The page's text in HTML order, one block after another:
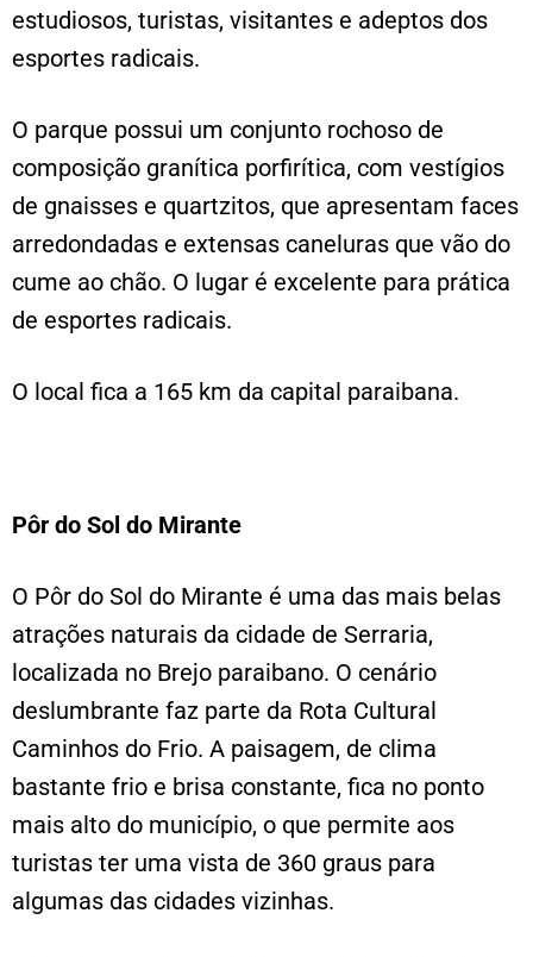
estudiosos, turistas, visitantes e adeptos dos
esportes radicais.
O parque possui um conjunto rochoso de
composição granítica porfirítica, com vestígios
de gnaisses e quartzitos, que apresentam faces
arredondadas e extensas caneluras que vão do
cume ao chão. O lugar é excelente para prática
de esportes radicais.
O local fica a 165 km da capital paraibana.
Pôr do Sol do Mirante
O Pôr do Sol do Mirante é uma das mais belas
atrações naturais da cidade de Serraria,
localizada no Brejo paraibano. O cenário
deslumbrante faz parte da Rota Cultural
Caminhos do Frio. A paisagem, de clima
bastante frio e brisa constante, fica no ponto
mais alto do município, o que permite aos
turistas ter uma vista de 360 graus para
algumas das cidades vizinhas.